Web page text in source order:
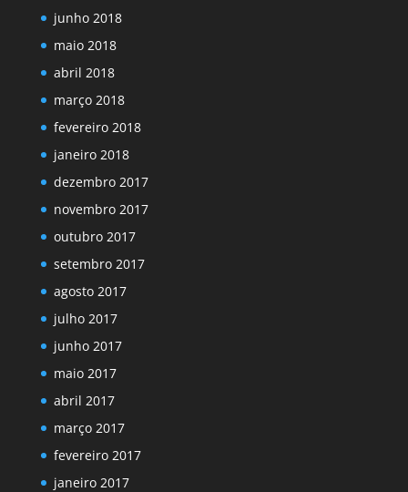
junho 2018
maio 2018
abril 2018
março 2018
fevereiro 2018
janeiro 2018
dezembro 2017
novembro 2017
outubro 2017
setembro 2017
agosto 2017
julho 2017
junho 2017
maio 2017
abril 2017
março 2017
fevereiro 2017
janeiro 2017